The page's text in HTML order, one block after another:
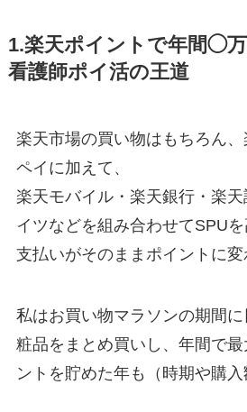
1.楽天ポイントで年間◯万
看護師ポイ活の王道
楽天市場の買い物はもちろん
ペイに加えて、
楽天モバイル・楽天銀行・楽
イツなどを組み合わせてSPU
支払いがそのままポイントに変
私はお買い物マラソンの期間
粧品をまとめ買いし、年間で
ントを貯めた年も（時期や購入